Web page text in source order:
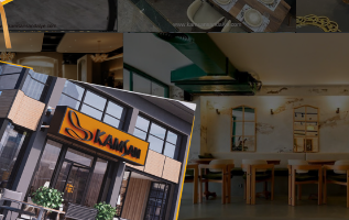
sayesinde yoğun ticari kullanım
sırt eğimi ile uzun süreli oturumlarda
yoğun tercih edilmektedir.
sahip vernik sistemi ve çeşitli masif
ahşap sandalye” arayan sektör